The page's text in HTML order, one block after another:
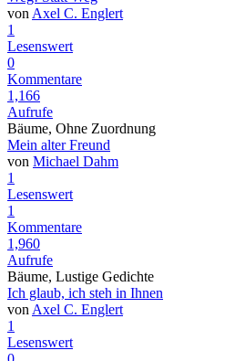
von Axel C. Englert
1
Lesenswert
0
Kommentare
1,166
Aufrufe
Bäume, Ohne Zuordnung
Mein alter Freund
von Michael Dahm
1
Lesenswert
1
Kommentare
1,960
Aufrufe
Bäume, Lustige Gedichte
Ich glaub, ich steh in Ihnen
von Axel C. Englert
1
Lesenswert